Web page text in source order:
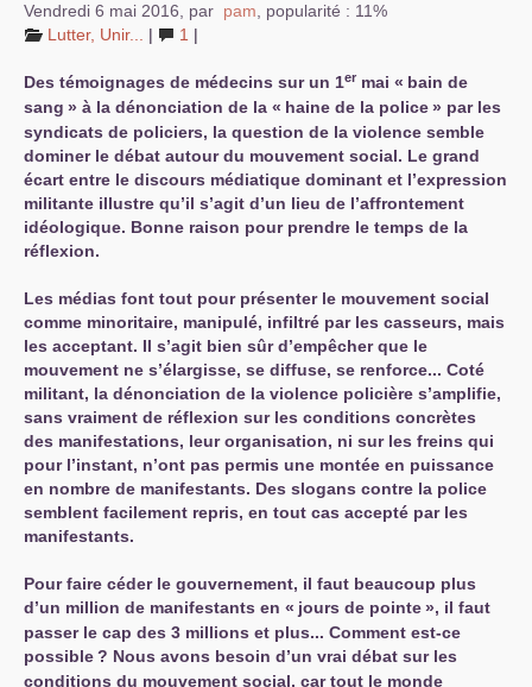
Vendredi 6 mai 2016 par pam
popularité : 11%
Lutter, Unir...
| 1 |
Des témoignages de médecins sur un 1er mai « bain de
sang » à la dénonciation de la « haine de la police» par les
syndicats de policiers, la question de la violence semble
dominer le débat autour du mouvement social. Le grand
écart entre le discours médiatique dominant et l’expression
militante illustre qu’il s’agit d’un lieu de l’affrontement
idéologique. Bonne raison pour prendre le temps de la
réflexion.
Les médias font tout pour présenter le mouvement social
comme minoritaire, manipulé, infiltré par les casseurs, mais
les acceptant. Il s’agit bien sûr d’empêcher que le
mouvement ne s’élargisse, se diffuse, se renforce... Coté
militant, la dénonciation de la violence policière s’amplifie,
sans vraiment de réflexion sur les conditions concrètes
des manifestations, leur organisation, ni sur les freins qui
pour l’instant, n’ont pas permis une montée en puissance
en nombre de manifestants. Des slogans contre la police
semblent facilement repris, en tout cas accepté par les
manifestants.
Pour faire céder le gouvernement, il faut beaucoup plus
d’un million de manifestants en « jours de pointe», il faut
passer le cap des 3 millions et plus... Comment est-ce
possible? Nous avons besoin d’un vrai débat sur les
conditions du mouvement social, car tout le monde